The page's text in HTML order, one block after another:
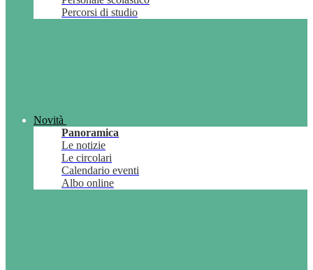
Percorsi di studio
Novità
Panoramica
Le notizie
Le circolari
Calendario eventi
Albo online